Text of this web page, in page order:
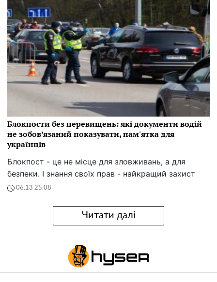
Блокпости без перевищень: які документи водій
не зобов’язаний показувати, пам'ятка для
українців
Блокпост - це не місце для зловживань, а для
безпеки. І знання своїх прав - найкращий захист
06:13 25.08
Читати далі